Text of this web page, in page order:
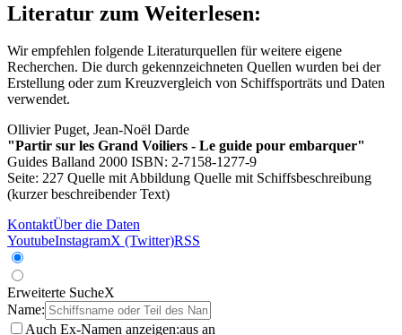
Literatur zum Weiterlesen:
Wir empfehlen folgende Literaturquellen für weitere eigene
Recherchen. Die durch gekennzeichneten Quellen wurden bei der
Erstellung oder zum Kreuzvergleich von Schiffsporträts und Daten
verwendet.
Ollivier Puget, Jean-Noël Darde
"Partir sur les Grand Voiliers - Le guide pour embarquer"
Guides Balland 2000 ISBN: 2-7158-1277-9
Seite: 227 Quelle mit Abbildung Quelle mit Schiffsbeschreibung
(kurzer beschreibender Text)
KontaktÜber die Daten
YoutubeInstagramX (Twitter)RSS
Erweiterte SucheX
Name:
Auch Ex-Namen anzeigen:aus an